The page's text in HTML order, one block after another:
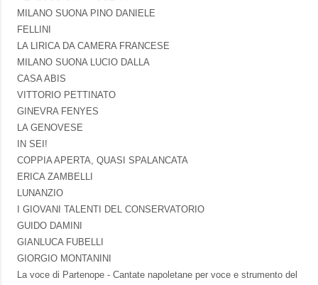
MILANO SUONA PINO DANIELE
FELLINI
LA LIRICA DA CAMERA FRANCESE
MILANO SUONA LUCIO DALLA
CASA ABIS
VITTORIO PETTINATO
GINEVRA FENYES
LA GENOVESE
IN SEI!
COPPIA APERTA, QUASI SPALANCATA
ERICA ZAMBELLI
LUNANZIO
I GIOVANI TALENTI DEL CONSERVATORIO
GUIDO DAMINI
GIANLUCA FUBELLI
GIORGIO MONTANINI
La voce di Partenope - Cantate napoletane per voce e strumento del